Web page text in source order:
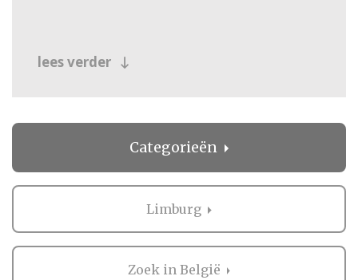
lees verder
Categorieën
Limburg
Zoek in België